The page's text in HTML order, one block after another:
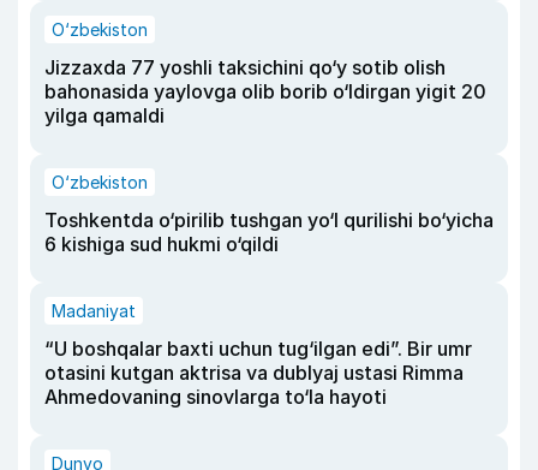
O‘zbekiston
Jizzaxda 77 yoshli taksichini qo‘y sotib olish
bahonasida yaylovga olib borib o‘ldirgan yigit 20
yilga qamaldi
O‘zbekiston
Toshkentda o‘pirilib tushgan yo‘l qurilishi bo‘yicha
6 kishiga sud hukmi o‘qildi
Madaniyat
“U boshqalar baxti uchun tug‘ilgan edi”. Bir umr
otasini kutgan aktrisa va dublyaj ustasi Rimma
Ahmedovaning sinovlarga to‘la hayoti
Dunyo